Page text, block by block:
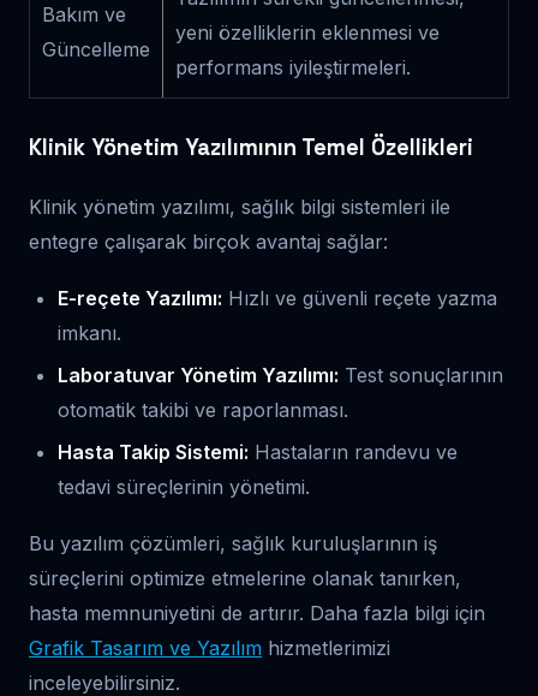
Bakım ve
Güncelleme
yeni özelliklerin eklenmesi ve
performans iyileştirmeleri.
Klinik Yönetim Yazılımının Temel Özellikleri
Klinik yönetim yazılımı, sağlık bilgi sistemleri ile
entegre çalışarak birçok avantaj sağlar:
E-reçete Yazılımı: Hızlı ve güvenli reçete yazma
imkanı.
Laboratuvar Yönetim Yazılımı: Test sonuçlarının
otomatik takibi ve raporlanması.
Hasta Takip Sistemi: Hastaların randevu ve
tedavi süreçlerinin yönetimi.
Bu yazılım çözümleri, sağlık kuruluşlarının iş
süreçlerini optimize etmelerine olanak tanırken,
hasta memnuniyetini de artırır. Daha fazla bilgi için
Grafik Tasarım ve Yazılım hizmetlerimizi
inceleyebilirsiniz.